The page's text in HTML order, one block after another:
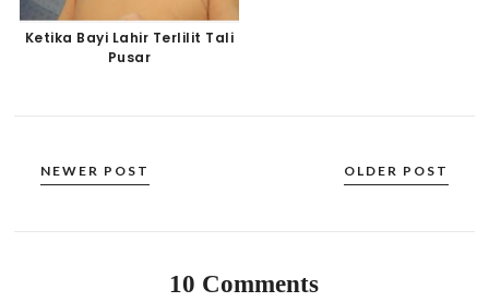
Ketika Bayi Lahir Terlilit Tali
Pusar
NEWER POST OLDER POST
10 Comments